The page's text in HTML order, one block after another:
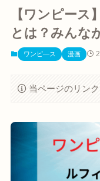
【ワンピース
とは？みんな
ワンピ―ス 漫画
当ページのリン